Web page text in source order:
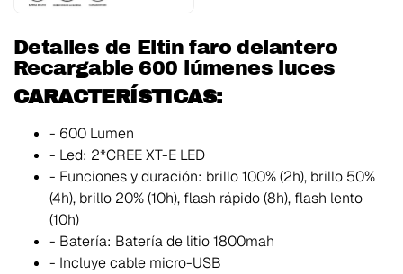
Detalles de Eltin faro delantero
Recargable 600 lúmenes luces
CARACTERÍSTICAS:
- 600 Lumen
- Led: 2*CREE XT-E LED
- Funciones y duración: brillo 100% (2h), brillo 50%
(4h), brillo 20% (10h), flash rápido (8h), flash lento
(10h)
- Batería: Batería de litio 1800mah
- Incluye cable micro-USB